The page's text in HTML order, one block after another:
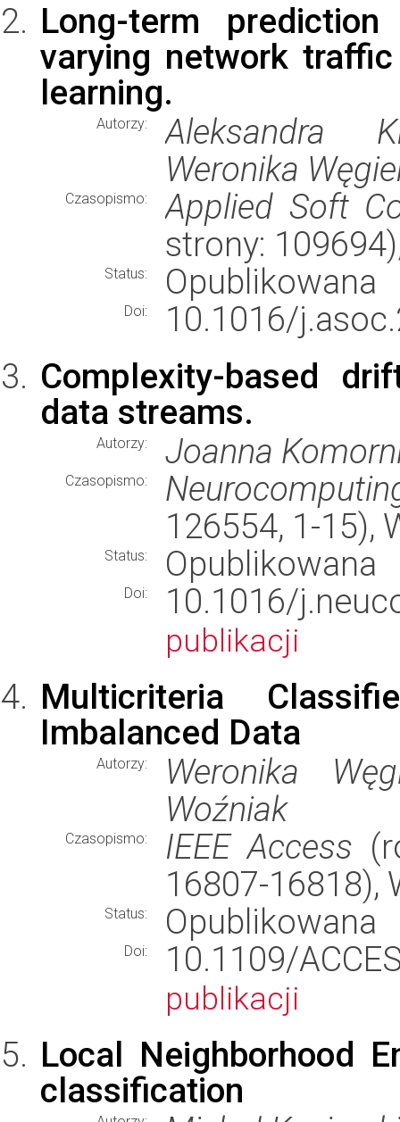
Long-term
varying network
learning.
Autorzy:
Aleksandra
Weronika
Czasopismo:
Applied Soft
strony:
Status: Opublikowana
Doi:
10.1016/
Complexity-based
data streams.
Autorzy: Joanna
Czasopismo:
126554, 1-15),
Status: Opublikowana
Doi: 10.1016/
publikacji
Multicriteria
Imbalanced Data
Autorzy:
Weronika
Woźniak
Czasopismo: IEEE Access
16807-16818),
Status: Opublikowana
Doi: 10.1109/
publikacji
Local Neighborhood
classification